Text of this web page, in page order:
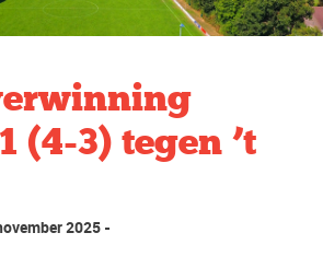
(4-3) tegen ’t
2025